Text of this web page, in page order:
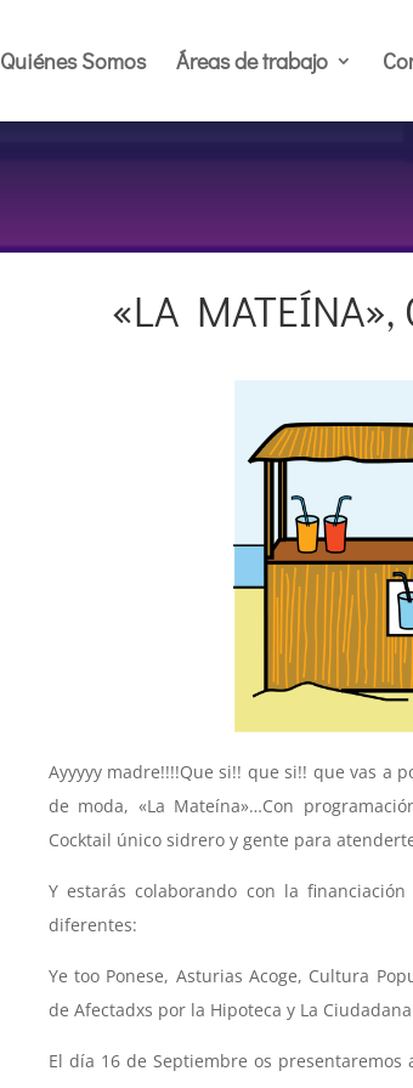
Quiénes Somos Áreas de trabajo
«LA
Ayyyyy madre!!!!Que si!! que si!! que vas a
de moda, «La Mateína»…Con
Cocktail único sidrero y gente para
Y estarás colaborando con la
diferentes:
Ye too Ponese, Asturias Acoge, Cultura
de Afectadxs por la Hipoteca y La
El día 16 de Septiembre os